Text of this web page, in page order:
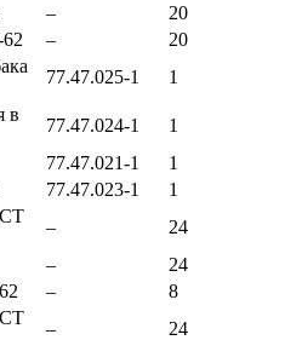
–
20
–
20
77.47.025-1 1
в
77.47.024-1
1
77.47.021-1
1
77.47.023-1
1
–
24
–
24
–
8
–
24